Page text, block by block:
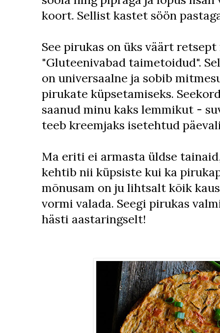
koort. Sellist kastet söön
See pirukas on üks väärt
"Gluteenivabad taimetoidud".
on universaalne ja sobib
pirukate küpsetamiseks.
saanud minu kaks lemmikut -
teeb kreemjaks isetehtud
Ma eriti ei armasta üldse
kehtib nii küpsiste kui ka
mõnusam on ju lihtsalt kõik
vormi valada. Seegi pirukas
hästi aastaringselt!